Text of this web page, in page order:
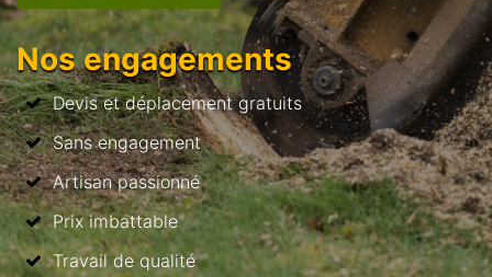
Nos engagements
Devis et déplacement gratuits
Sans engagement
Artisan passionné
Prix imbattable
Travail de qualité